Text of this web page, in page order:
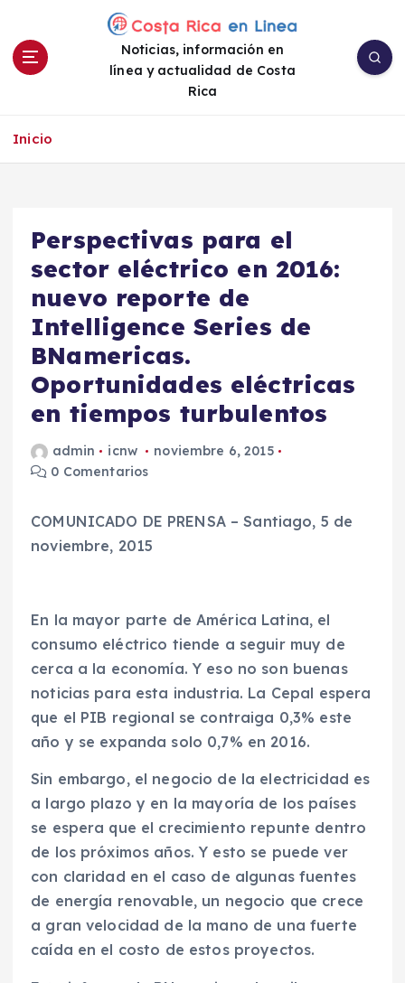
Noticias, información en
línea y actualidad de Costa
Rica
Inicio
Perspectivas para el
sector eléctrico en 2016:
nuevo reporte de
Intelligence Series de
BNamericas.
Oportunidades eléctricas
en tiempos turbulentos
admin icnw
noviembre 6, 2015
0 Comentarios
COMUNICADO DE PRENSA – Santiago, 5 de
noviembre, 2015
En la mayor parte de América Latina, el
consumo eléctrico tiende a seguir muy de
cerca a la economía. Y eso no son buenas
noticias para esta industria. La Cepal espera
que el PIB regional se contraiga 0,3% este
año y se expanda solo 0,7% en 2016.
Sin embargo, el negocio de la electricidad es
a largo plazo y en la mayoría de los países
se espera que el crecimiento repunte dentro
de los próximos años. Y esto se puede ver
con claridad en el caso de algunas fuentes
de energía renovable, un negocio que crece
a gran velocidad de la mano de una fuerte
caída en el costo de estos proyectos.